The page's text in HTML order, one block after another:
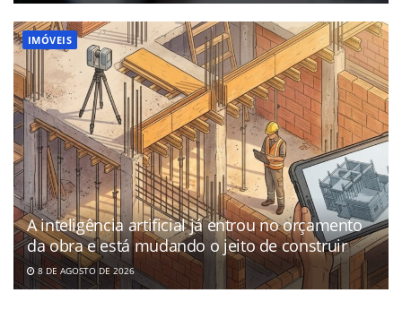
IMÓVEIS
A inteligência artificial já entrou no orçamento
da obra e está mudando o jeito de construir
8 DE AGOSTO DE 2026